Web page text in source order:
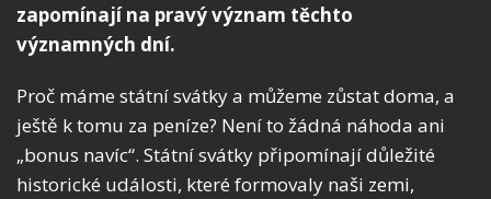
zapomínají na pravý význam těchto
významných dní.
Proč máme státní svátky a můžeme zůstat doma, a
ještě k tomu za peníze? Není to žádná náhoda ani
„bonus navíc“. Státní svátky připomínají důležité
historické události, které formovaly naši zemi,